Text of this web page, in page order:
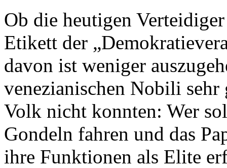
Ob die heutigen
Etikett der
davon ist weniger
venezianischen Nobili sehr
Volk nicht konnten: Wer
Gondeln fahren und das
ihre Funktionen als Elite